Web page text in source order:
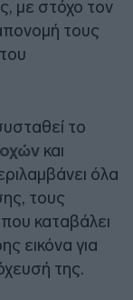
με στόχο τον
τους
το
και
όλα
τους
καταβάλει
εικόνα για
της.